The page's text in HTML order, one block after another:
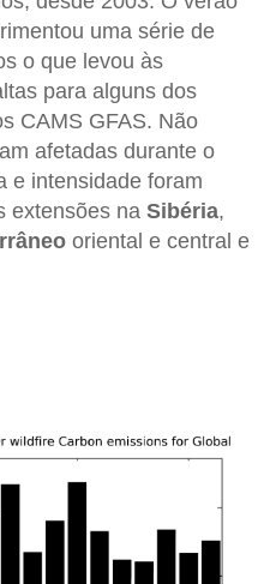
uma série de
o que levou às
para alguns dos
CAMS GFAS. Não
afetadas durante o
e intensidade foram
extensões na Sibéria,
oriental e central e